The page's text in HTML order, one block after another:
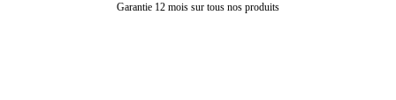
Garantie 12 mois sur tous nos produits